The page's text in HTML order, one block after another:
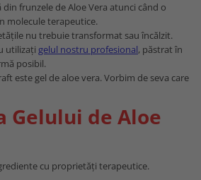
din frunzele de Aloe Vera atunci când o
molecule terapeutice.
nu trebuie transformat sau încălzit.
utilizați gelul nostru profesional, păstrat în
posibil.
este gel de aloe vera. Vorbim de seva care
Gelului de Aloe
cu proprietăți terapeutice.